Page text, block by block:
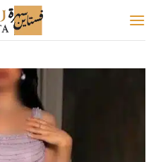
للمحتوى